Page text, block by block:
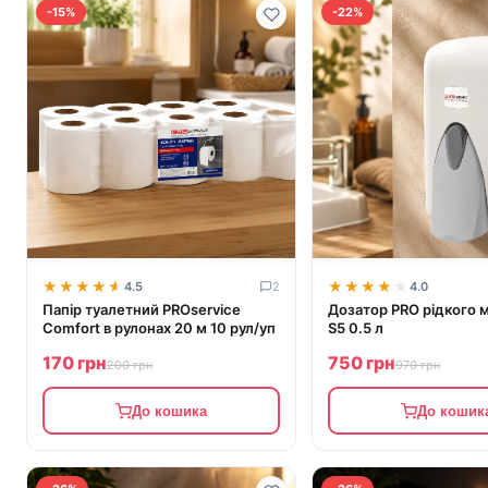
-15%
★★★★★
★★★★★ 4.5 2
Папір туалетний PROservice
Comfort в рулонах 20 м 10 рул/уп
170 грн200 грн
До кошика
-22%
★★★★★
★★★★★ 4.0
Дозатор PRO рідкого
S5 0.5 л
750 грн970 грн
До